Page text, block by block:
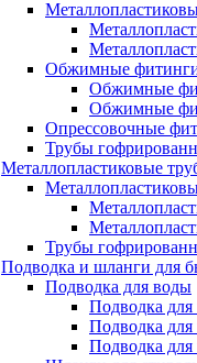
Обжимные
Обжимные
Обжимные
Опрессовочные
Трубы
Металлопластиковые
Трубы
Подводка и шланги для
Подводка для воды
Подводка
Подводка
Подводка